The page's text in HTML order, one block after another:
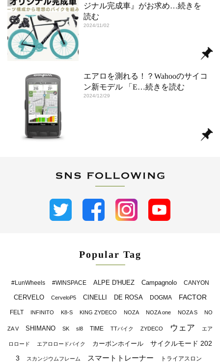
ジナル完成車』がお求め…続きを
読む
2024/11/02
エアロを測れる！？Wahooのサイコ
ン新モデル 「E…続きを読む
2024/12/29
Popular Tag
#LunWheels #WINSPACE ALPE D'HUEZ Campagnolo CANYON
CERVELO CerveloP5 CINELLI DE ROSA DOGMA FACTOR
FELT INFINITO K8-S KING ZYDECO NOZA NOZA one NOZA S NO
ZA V SHIMANO SK sl8 TIME TTバイク ZYDECO ウェア エア
ロロード エアロロードバイク カーボンホイール
サイクルモード 202
3
スカンジウムフレーム スマートトレーナー トライアスロン